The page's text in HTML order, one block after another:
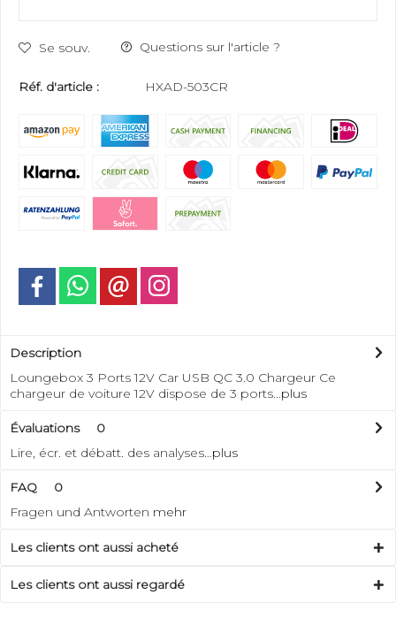
Se souv. Questions sur l'article ?
Réf. d'article : HXAD-503CR
Description
Loungebox 3 Ports 12V Car USB QC 3.0 Chargeur Ce
chargeur de voiture 12V dispose de 3 ports...plus
Évaluations
0
Lire, écr. et débatt. des analyses…plus
FAQ
0
Fragen und Antworten mehr
Les clients ont aussi acheté
Les clients ont aussi regardé